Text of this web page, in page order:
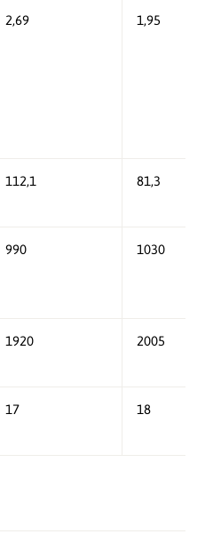
2,69 1,95
112,1 81,3
990 1030
1920 2005
17 18